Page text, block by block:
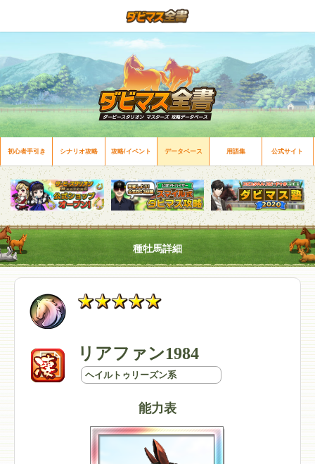
初心者手引き シナリオ攻略 攻略/イベント データベース 用語集 公式サイト
種牡馬詳細
リアファン1984
ヘイルトゥリーズン系
能力表